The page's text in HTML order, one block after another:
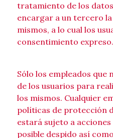
tratamiento de los
encargar a un tercero
mismos, a lo cual los
consentimiento expreso.
Sólo los empleados que
de los usuarios para
los mismos. Cualquier
políticas de protección
estará sujeto a
posible despido así